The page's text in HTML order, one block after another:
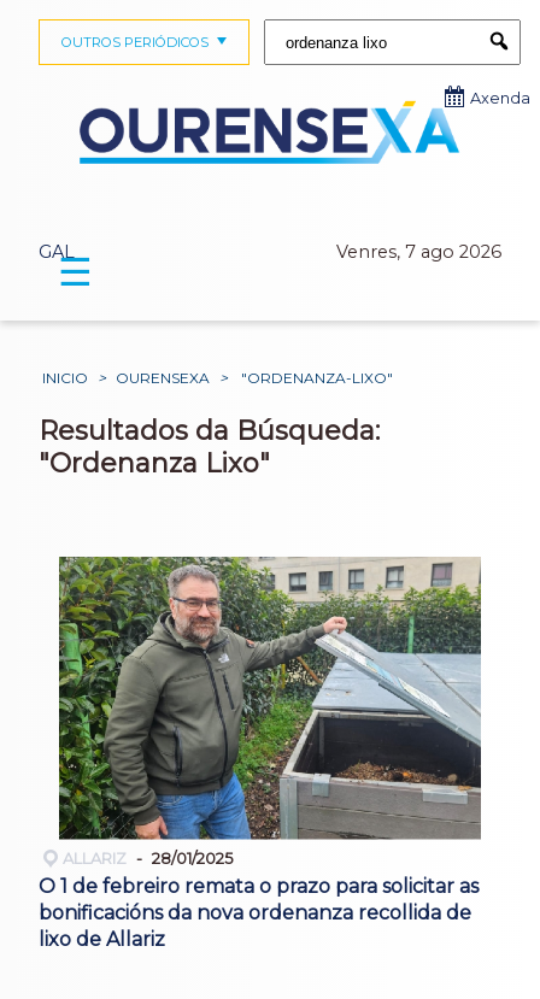
GAL Venres, 7 ago 2026
OUTROS PERIÓDICOS
Axenda
☰
INICIO > OURENSEXA > "ORDENANZA-LIXO"
Resultados da Búsqueda:
"Ordenanza Lixo"
ALLARIZ 28/01/2025
O 1 de febreiro remata o prazo para solicitar as
bonificacións da nova ordenanza recollida de
lixo de Allariz